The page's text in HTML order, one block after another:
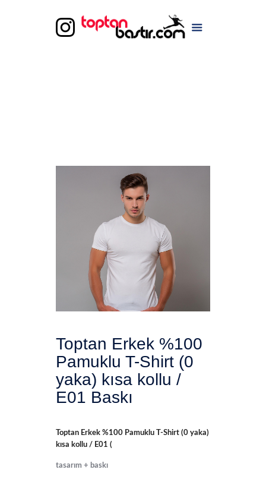
Toptan Erkek %100
Pamuklu T-Shirt (0
yaka) kısa kollu /
E01 Baskı
Toptan Erkek %100 Pamuklu T-Shirt (0 yaka)
kısa kollu / E01 (
tasarım + baskı